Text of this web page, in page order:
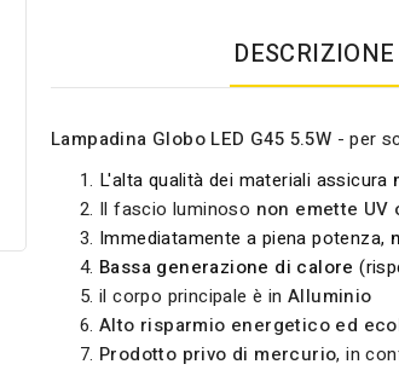
DESCRIZIONE
Lampadina Globo LED G45 5.5W - per
L'alta qualità dei materiali assicura
Il fascio luminoso non emette UV
Immediatamente a piena potenza,
Bassa generazione di calore
il corpo principale è in Alluminio
Alto risparmio energetico ed
Prodotto privo di mercurio, in